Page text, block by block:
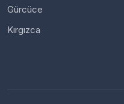
Gürcüce
Kırgızca